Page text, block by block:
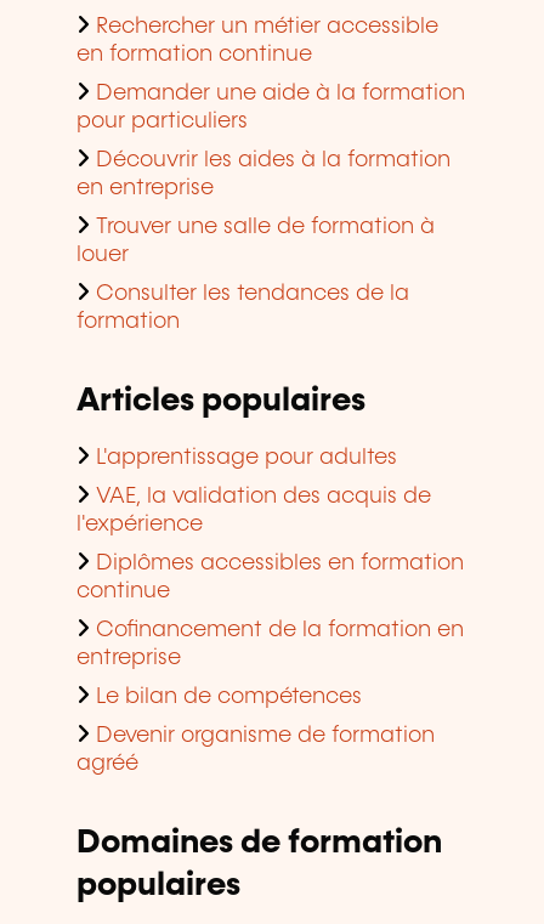
Rechercher un métier accessible
en formation continue
Demander une aide à la formation
pour particuliers
Découvrir les aides à la formation
en entreprise
Trouver une salle de formation à
louer
Consulter les tendances de la
formation
Articles populaires
L'apprentissage pour adultes
VAE, la validation des acquis de
l'expérience
Diplômes accessibles en formation
continue
Cofinancement de la formation en
entreprise
Le bilan de compétences
Devenir organisme de formation
agréé
Domaines de formation
populaires